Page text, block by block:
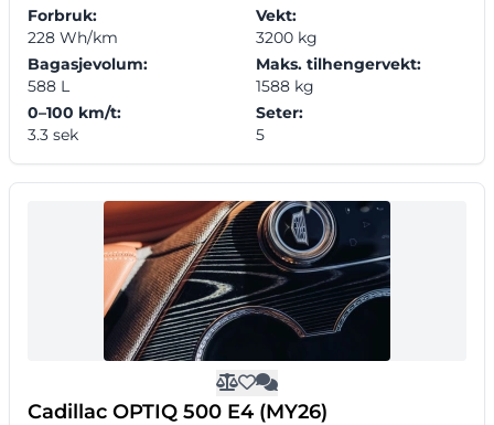
Forbruk:
228 Wh/km
Vekt:
3200 kg
Bagasjevolum:
588 L
Maks. tilhengervekt:
1588 kg
0–100 km/t:
3.3 sek
Seter:
5
Cadillac OPTIQ 500 E4 (MY26)